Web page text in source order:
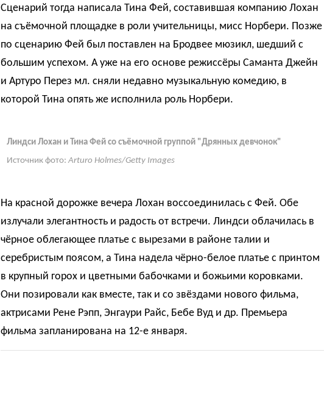
Сценарий тогда написала Тина Фей, составившая компанию Лохан
на съёмочной площадке в роли учительницы, мисс Норбери. Позже
по сценарию Фей был поставлен на Бродвее мюзикл, шедший с
большим успехом. А уже на его основе режиссёры Саманта Джейн
и Артуро Перез мл. сняли недавно музыкальную комедию, в
которой Тина опять же исполнила роль Норбери.
Линдси Лохан и Тина Фей со съёмочной группой "Дрянных девчонок"
Источник фото: Arturo Holmes/Getty Images
На красной дорожке вечера Лохан воссоединилась с Фей. Обе
излучали элегантность и радость от встречи. Линдси облачилась в
чёрное облегающее платье с вырезами в районе талии и
серебристым поясом, а Тина надела чёрно-белое платье с принтом
в крупный горох и цветными бабочками и божьими коровками.
Они позировали как вместе, так и со звёздами нового фильма,
актрисами Рене Рэпп, Энгаури Райс, Бебе Вуд и др. Премьера
фильма запланирована на 12-е января.